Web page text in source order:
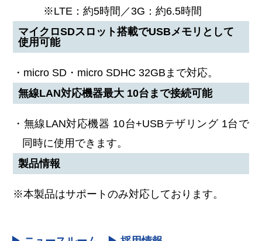
※LTE：約5時間／3G：約6.5時間
マイクロSDスロット搭載でUSBメモリとして
使用可能
・micro SD・micro SDHC 32GBまで対応。
無線LAN対応機器最大 10台まで接続可能
・無線LAN対応機器 10台+USBテザリング 1台で
同時に使用できます。
製品情報
※本製品はサポートのみ対応しております。